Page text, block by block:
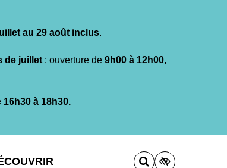
au 29 août inclus.
de juillet : ouverture de 9h00 à 12h00,
à 18h30.